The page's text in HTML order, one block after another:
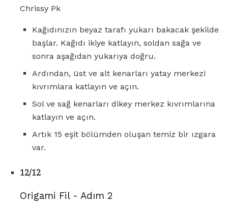
Chrissy Pk
Kağıdınızın beyaz tarafı yukarı bakacak şekilde
başlar. Kağıdı ikiye katlayın, soldan sağa ve
sonra aşağıdan yukarıya doğru.
Ardından, üst ve alt kenarları yatay merkezi
kıvrımlara katlayın ve açın.
Sol ve sağ kenarları dikey merkez kıvrımlarına
katlayın ve açın.
Artık 15 eşit bölümden oluşan temiz bir ızgara
var.
12/12
Origami Fil - Adım 2